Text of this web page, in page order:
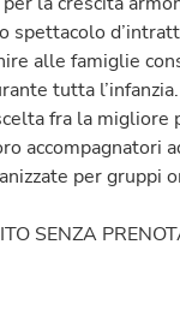
spettacolo
alle famiglie
tutta l’infanzia.
fra la migliore
accompagnatori
per gruppi
SENZA